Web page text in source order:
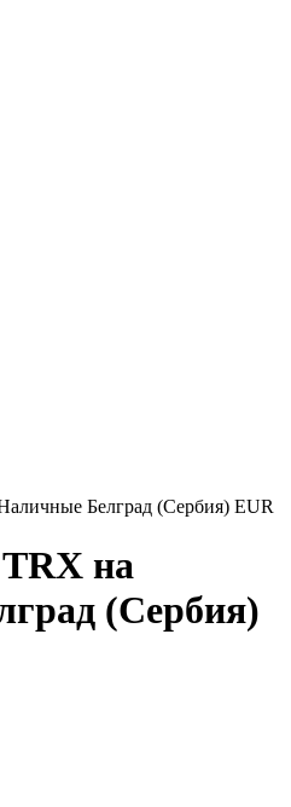
Белград (Сербия) EUR
на
(Сербия)